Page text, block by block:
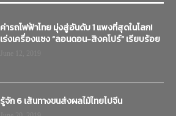
ค่ารถไฟฟ้าไทย มุ่งสู่อันดับ 1 แพงที่สุดในโลก!
เร่งเครื่องแซง “ลอนดอน-สิงคโปร์” เรียบร้อย
รู้จัก 6 เส้นทางขนส่งผลไม้ไทยไปจีน